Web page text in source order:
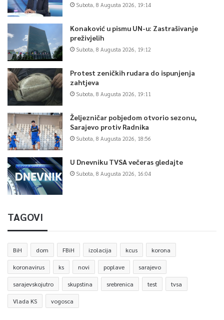
Subota, 8 Augusta 2026, 19:14
Konaković u pismu UN-u: Zastrašivanje
preživjelih
Subota, 8 Augusta 2026, 19:12
Protest zeničkih rudara do ispunjenja
zahtjeva
Subota, 8 Augusta 2026, 19:11
Željezničar pobjedom otvorio sezonu,
Sarajevo protiv Radnika
Subota, 8 Augusta 2026, 18:56
U Dnevniku TVSA večeras gledajte
Subota, 8 Augusta 2026, 16:04
TAGOVI
BiH dom FBiH izolacija kcus korona
koronavirus ks novi poplave sarajevo
sarajevskojutro skupstina srebrenica test tvsa
Vlada KS vogosca